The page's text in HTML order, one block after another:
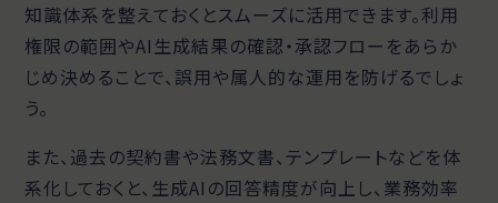
知識体系を整えておくとスムーズに活用できます。利用
権限の範囲やAI生成結果の確認・承認フローをあらか
じめ決めることで、誤用や属人的な運用を防げるでしょ
う。
また、過去の契約書や法務文書、テンプレートなどを体
系化しておくと、生成AIの回答精度が向上し、業務効率